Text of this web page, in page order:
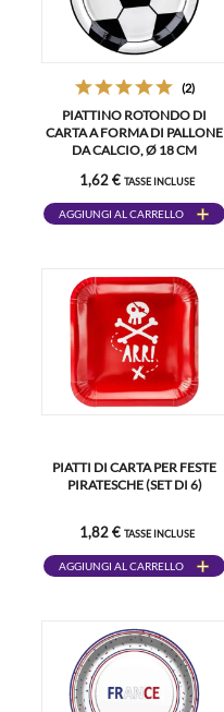
(2)
PIATTINO ROTONDO DI
CARTA A FORMA DI PALLONE
DA CALCIO, Ø 18 CM
1,62 € TASSE INCLUSE
AGGIUNGI AL CARRELLO
PIATTI DI CARTA PER FESTE
PIRATESCHE (SET DI 6)
1,82 € TASSE INCLUSE
AGGIUNGI AL CARRELLO